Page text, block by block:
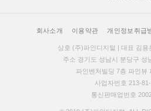
회사소개 이용약관 개인정보취급
상호 (주)파인디지털 | 대표 김용
주소 경기도 성남시 분당구 성
파인벤처빌딩 7층 파인뷰
사업자번호 213-
통신판매업번호